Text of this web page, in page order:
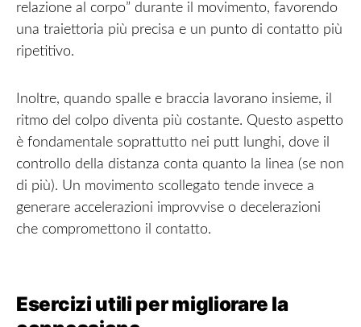
relazione al corpo” durante il movimento, favorendo
una traiettoria più precisa e un punto di contatto più
ripetitivo.
Inoltre, quando spalle e braccia lavorano insieme, il
ritmo del colpo diventa più costante. Questo aspetto
è fondamentale soprattutto nei putt lunghi, dove il
controllo della distanza conta quanto la linea (se non
di più). Un movimento scollegato tende invece a
generare accelerazioni improvvise o decelerazioni
che compromettono il contatto.
Esercizi utili per migliorare la